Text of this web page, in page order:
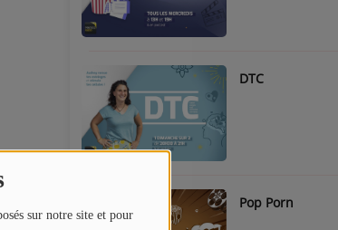
sur notre site et pour
DTC
Pop Porn